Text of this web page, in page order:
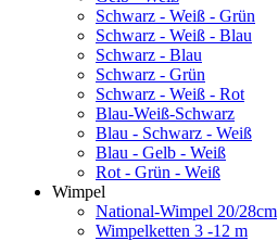
Schwarz - Weiß - Grün
Schwarz - Weiß - Blau
Schwarz - Blau
Schwarz - Grün
Schwarz - Weiß - Rot
Blau-Weiß-Schwarz
Blau - Schwarz - Weiß
Blau - Gelb - Weiß
Rot - Grün - Weiß
Wimpel
National-Wimpel 20/28cm
Wimpelketten 3 -12 m